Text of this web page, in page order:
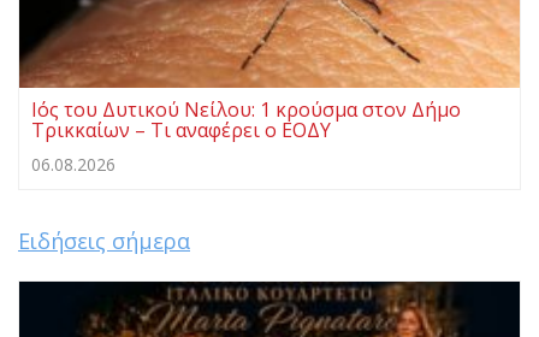
Ιός του Δυτικού Νείλου: 1 κρούσμα στον Δήμο
Τρικκαίων – Τι αναφέρει ο ΕΟΔΥ
06.08.2026
Ειδήσεις σήμερα